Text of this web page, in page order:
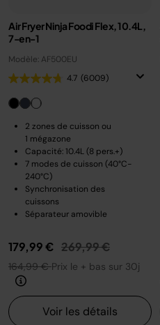
Air Fryer Ninja Foodi Flex, 10.4L,
7-en-1
Modèle: AF500EU
4.7 (6009)
2 zones de cuisson ou
1 mégazone
Capacité: 10.4L (8 pers.+)
7 modes de cuisson (40°C-
240°C)
Synchronisation des
cuissons
Séparateur amovible
179,99 € Prix réduit de
269,99 €au
164,99 €Prix le + bas sur 30j
Voir les détails